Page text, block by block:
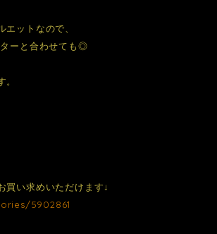
ットなので、
ーと合わせても◎
買い求めいただけます↓
5902861